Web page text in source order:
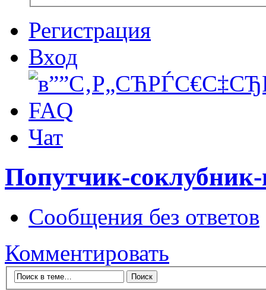
Регистрация
Вход
FAQ
Чат
Попутчик-
Сообщения без ответов
Комментировать